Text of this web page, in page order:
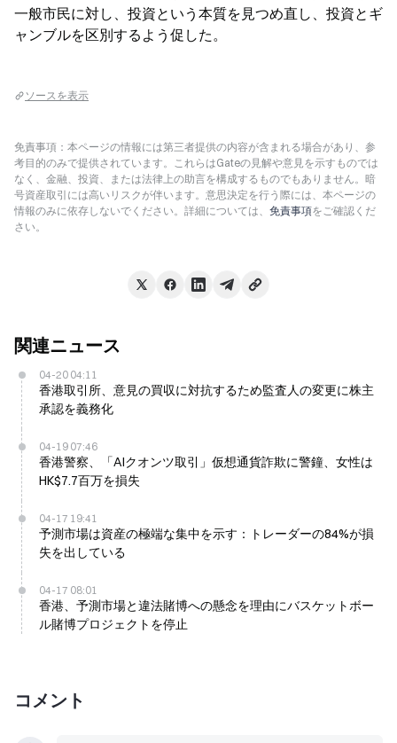
一般市民に対し、投資という本質を見つめ直し、投資とギ
ャンブルを区別するよう促した。
ソースを表示
免責事項：本ページの情報には第三者提供の内容が含まれる場合があり、参
考目的のみで提供されています。これらはGateの見解や意見を示すものでは
なく、金融、投資、または法律上の助言を構成するものでもありません。暗
号資産取引には高いリスクが伴います。意思決定を行う際には、本ページの
情報のみに依存しないでください。詳細については、 免責事項をご確認くだ
さい。
関連ニュース
04-20 04:11
香港取引所、意見の買収に対抗するため監査人の変更に株主
承認を義務化
04-19 07:46
香港警察、「AIクオンツ取引」仮想通貨詐欺に警鐘、女性は
HK$7.7百万を損失
04-17 19:41
予測市場は資産の極端な集中を示す：トレーダーの84%が損
失を出している
04-17 08:01
香港、予測市場と違法賭博への懸念を理由にバスケットボー
ル賭博プロジェクトを停止
コメント